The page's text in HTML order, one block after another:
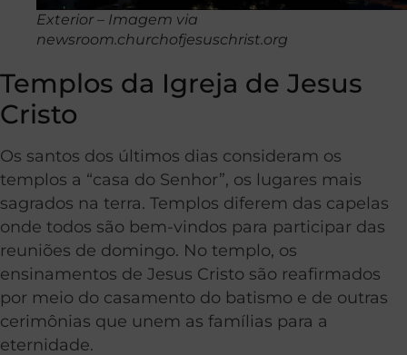
Exterior – Imagem via
newsroom.churchofjesuschrist.org
Templos da Igreja de Jesus
Cristo
Os santos dos últimos dias consideram os
templos a “casa do Senhor”, os lugares mais
sagrados na terra. Templos diferem das capelas
onde todos são bem-vindos para participar das
reuniões de domingo. No templo, os
ensinamentos de Jesus Cristo são reafirmados
por meio do casamento do batismo e de outras
cerimônias que unem as famílias para a
eternidade.